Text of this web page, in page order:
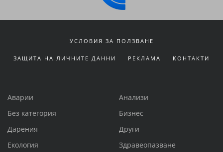
УСЛОВИЯ ЗА ПОЛЗВАНЕ
ЗАЩИТА НА ЛИЧНИТЕ ДАННИ РЕКЛАМА КОНТАКТИ
Аварии
Анализи
Без категория
Бизнес
Дарения
Други
Екология
Здравеопазване